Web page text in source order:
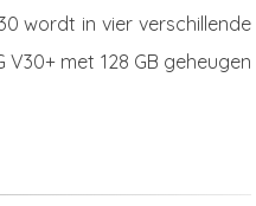
wordt in vier verschillende
met 128 GB geheugen